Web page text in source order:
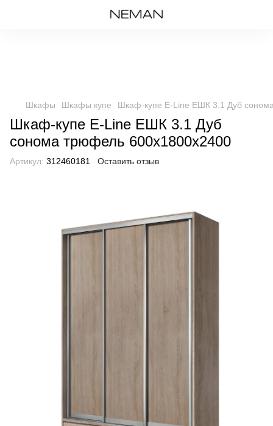
Шкафы Шкафы купе Шкаф-купе E-Line ЕШК 3.1 Дуб
Шкаф-купе E-Line ЕШК 3.1 Дуб
сонома трюфель 600х1800х2400
Артикул: 312460181 Оставить отзыв